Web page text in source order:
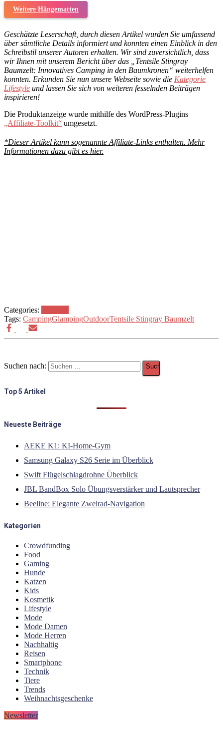
Weitere Hängematten
Geschätzte Leserschaft, durch diesen Artikel wurden Sie umfassend
über sämtliche Details informiert und konnten einen Einblick in den
Schreibstil unserer Autoren erhalten. Wir sind zuversichtlich, dass
wir Ihnen mit unserem Bericht über das „Tentsile Stingray
Baumzelt: Innovatives Camping in den Baumkronen“ weiterhelfen
konnten. Erkunden Sie nun unsere Webseite sowie die Kategorie
Lifestyle und lassen Sie sich von weiteren fesselnden Beiträgen
inspirieren!
Die Produktanzeige wurde mithilfe des WordPress-Plugins
„Affiliate-Toolkit“ umgesetzt.
*Dieser Artikel kann sogenannte Affiliate-Links enthalten. Mehr
Informationen dazu gibt es hier.
Categories:
Tags: CampingGlampingOutdoorTentsile Stingray Baumzelt
Suchen nach:
Top 5 Artikel
Neueste Beiträge
AEKE K1: KI-Home-Gym
Samsung Galaxy S26 Serie im Überblick
Swift Flügelschlagdrohne Überblick
JBL BandBox Solo Übungsverstärker und Lautsprecher
Beeline: Elegante Zweirad-Navigation
Kategorien
Crowdfunding
Food
Gaming
Hunde
Katzen
Kids
Kosmetik
Lifestyle
Mode
Mode Damen
Mode Herren
Nachhaltig
Reisen
Smartphone
Technik
Tiere
Trends
Weihnachtsgeschenke
Newsletter